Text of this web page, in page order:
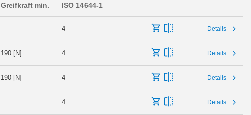
Greifkraft min.
ISO 14644-1
4 Details
190 [N] 4 Details
190 [N] 4 Details
4 Details